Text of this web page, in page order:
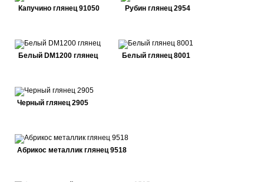
Капучино глянец 91050 Рубин глянец 2954
Белый DM1200 глянец Белый глянец 8001
Черный глянец 2905
Абрикос металлик глянец 9518